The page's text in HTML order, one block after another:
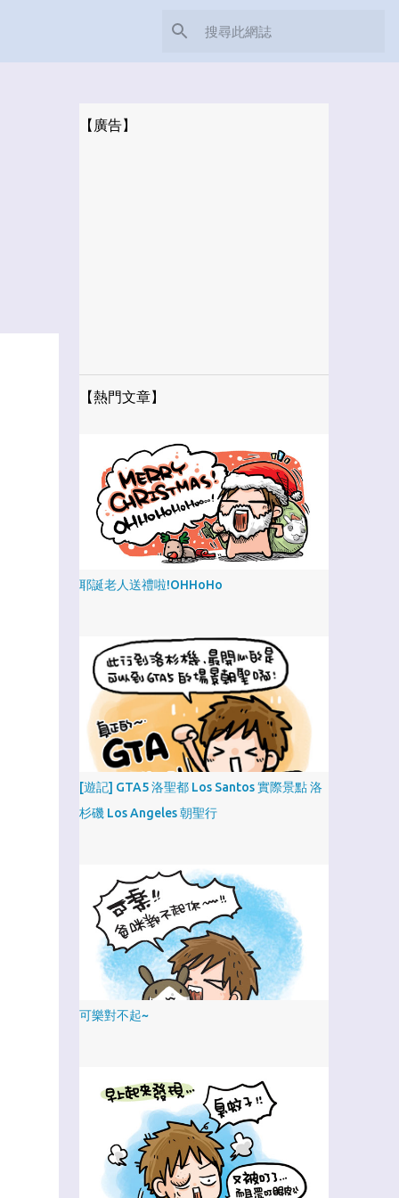
【廣告】
【熱門文章】
耶誕老人送禮啦!OHHoHo
[遊記] GTA5 洛聖都 Los Santos 實際景點 洛
杉磯 Los Angeles 朝聖行
可樂對不起~